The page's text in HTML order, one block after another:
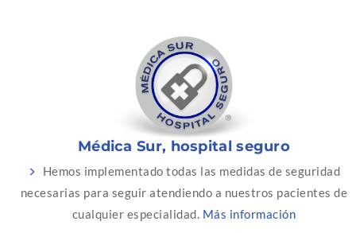
Médica Sur, hospital seguro
Hemos implementado todas las medidas de seguridad
necesarias para seguir atendiendo a nuestros pacientes de
cualquier especialidad. Más información